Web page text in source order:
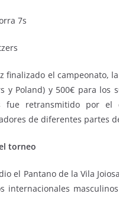
7s
finalizado el campeonato,
y Poland) y 500€ para los
fue retransmitido por el
de diferentes partes
torneo
el Pantano de la Vila
internacionales